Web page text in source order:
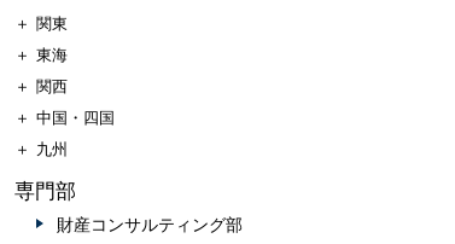
＋ 関東
＋ 東海
＋ 関西
＋ 中国・四国
＋ 九州
専門部
財産コンサルティング部